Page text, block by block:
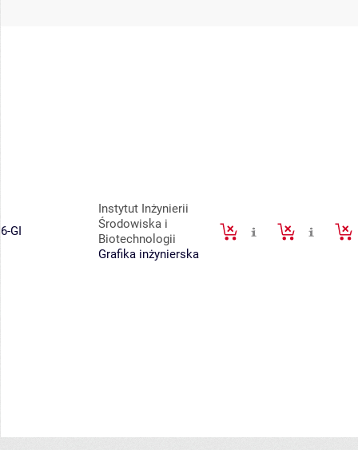
6-GI
Instytut Inżynierii
Środowiska i
Biotechnologii
Grafika inżynierska